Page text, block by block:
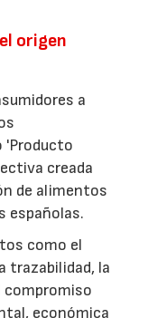
origen
a
'Producto
creada
de alimentos
españolas.
como el
trazabilidad, la
compromiso
económica